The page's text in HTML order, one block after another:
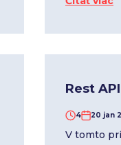
Rest
4 20 jan
V tomto